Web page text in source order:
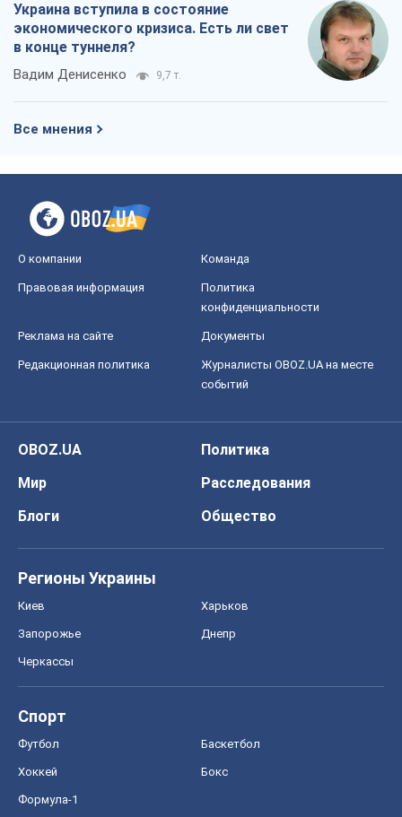
Украина вступила в состояние
экономического кризиса. Есть ли свет
в конце туннеля?
Вадим Денисенко 9,7 т.
Все мнения
О компании Команда
Правовая информация
Политика
конфиденциальности
Реклама на сайте Документы
Редакционная политика
Журналисты OBOZ.UA на месте
событий
OBOZ.UA
Политика
Мир
Расследования
Блоги
Общество
Регионы Украины
Киев Харьков
Запорожье Днепр
Черкассы
Спорт
Футбол Баскетбол
Хоккей Бокс
Формула-1